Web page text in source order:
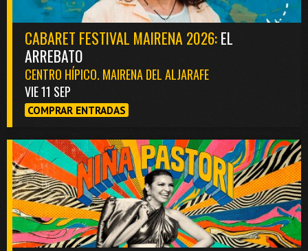
CABARET FESTIVAL MAIRENA 2026:EL
ARREBATO
CENTRO HÍPICO. MAIRENA DEL ALJARAFE
VIE 11 SEP
COMPRAR ENTRADAS